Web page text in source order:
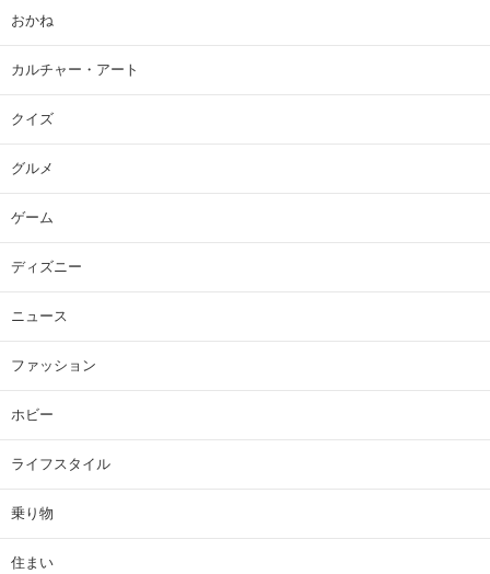
おかね
カルチャー・アート
クイズ
グルメ
ゲーム
ディズニー
ニュース
ファッション
ホビー
ライフスタイル
乗り物
住まい